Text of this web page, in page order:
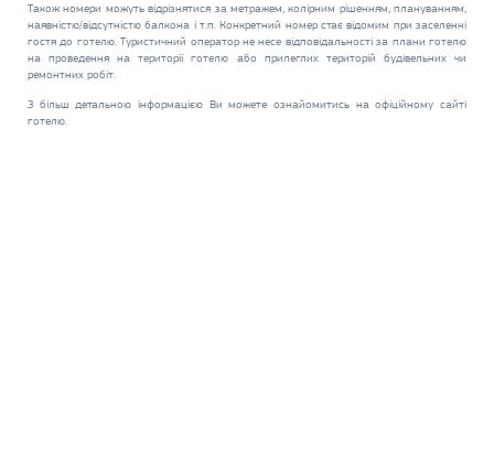
Також номери можуть відрізнятися за метражем, колірним рішенням, плануванням,
наявністю/відсутністю балкона і т.п. Конкретний номер стає відомим при заселенні
гостя до готелю. Туристичний оператор не несе відповідальності за плани готелю
на проведення на території готелю або прилеглих територій будівельних чи
ремонтних робіт.
З більш детальною інформацією Ви можете ознайомитись на офіційному сайті
готелю.